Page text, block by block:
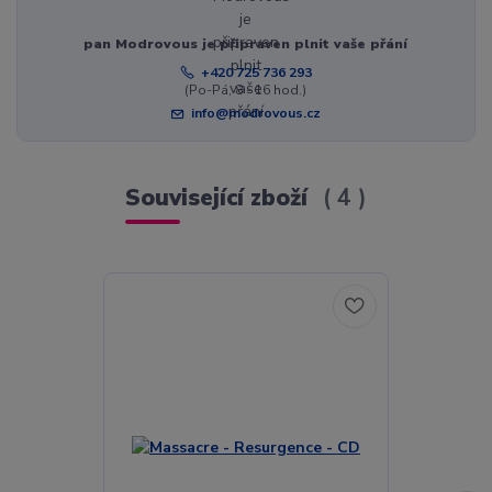
pan Modrovous je připraven plnit vaše přání
+420 725 736 293
(Po-Pá, 8 - 16 hod.)
info@modrovous.cz
Související zboží 4